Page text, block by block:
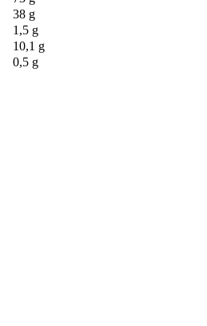
38 g
1,5 g
10,1 g
0,5 g